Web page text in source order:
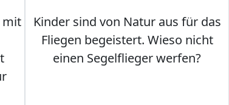
mit
Kinder sind von Natur aus für das
Fliegen begeistert. Wieso nicht
einen Segelflieger werfen?